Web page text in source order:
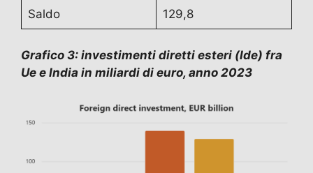
Saldo 129,8
Grafico 3: investimenti diretti esteri (Ide) fra
Ue e India in miliardi di euro, anno 2023